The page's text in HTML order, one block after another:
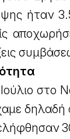
ήταν
δηλαδή